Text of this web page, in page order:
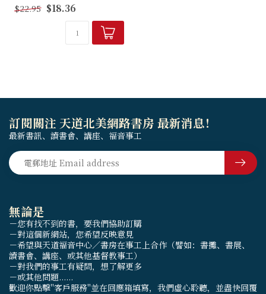
「彌賽亞的受難」為主軸，致
力在約翰的神學框架中，把這
兩個課題整合成完整的圖畫。
首先綜覽約翰福音的舊約引
$22.95 $18.36
無論是
－您有找不到的書，要我們協助訂購
－對這個新網站，您希望反映意見
－希望與天道福音中心／書房在事工上合作（譬如：書攤、書展、
讀書會、講座、或其他基督教事工）
－對我們的事工有疑問，想了解更多
－或其他問題......
歡迎你點擊"客戶服務"並在回應箱填寫，我們虛心聆聽，並盡快回覆
訂閱關注 天道北美網路書房 最新消息！
最新書訊、讀書會、講座、福音事工